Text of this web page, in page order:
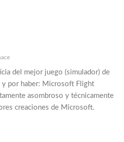
del mejor juego (simulador) de
por haber: Microsoft Flight
asombroso y técnicamente
creaciones de Microsoft.